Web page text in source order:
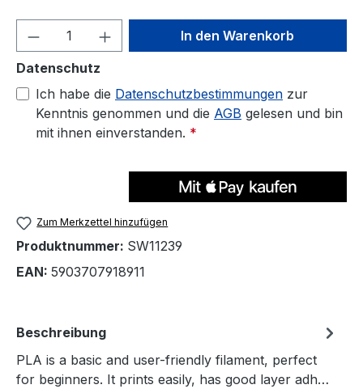
Produkt Anzahl: Gib denIn den Warenkorb
Datenschutz
Ich habe die Datenschutzbestimmungen zur
Kenntnis genommen und die AGB gelesen und bin
mit ihnen einverstanden. *
Zum Merkzettel hinzufügen
Produktnummer: SW11239
EAN: 5903707918911
Beschreibung
PLA is a basic and user-friendly filament, perfect
for beginners. It prints easily, has good layer adh…